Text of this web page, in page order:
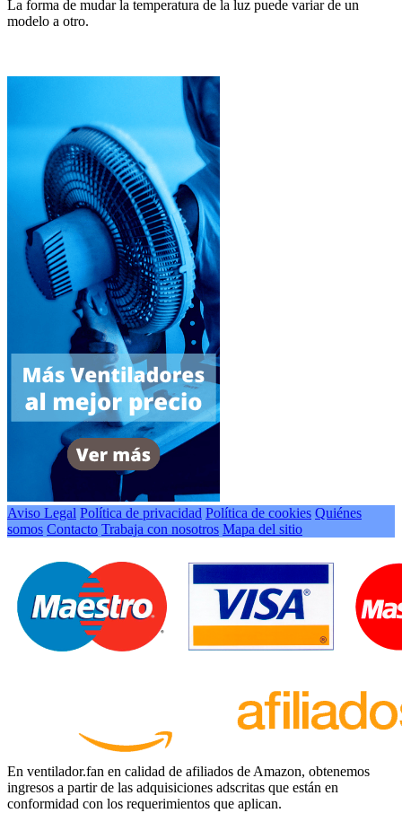
La forma de mudar la temperatura de la luz puede variar de un
modelo a otro.
Aviso Legal Política de privacidad Política de cookies Quiénes
somos Contacto Trabaja con nosotros Mapa del sitio
En ventilador.fan en calidad de afiliados de Amazon, obtenemos
ingresos a partir de las adquisiciones adscritas que están en
conformidad con los requerimientos que aplican.